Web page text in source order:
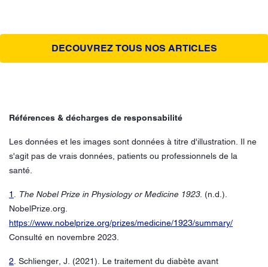
DECOUVREZ TOUS NOS ARTICLES
Références & décharges de responsabilité
Les données et les images sont données à titre d'illustration. Il ne
s'agit pas de vrais données, patients ou professionnels de la
santé.
1 The Nobel Prize in Physiology or Medicine 1923. (n.d.).
NobelPrize.org.
https://www.nobelprize.org/prizes/medicine/1923/summary/
Consulté en novembre 2023.
2 . Schlienger, J. (2021). Le traitement du diabète avant